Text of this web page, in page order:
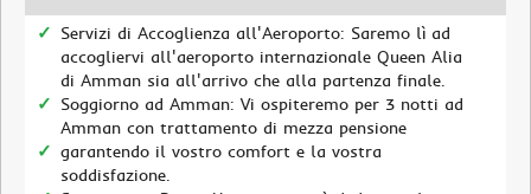
Servizi di Accoglienza all'Aeroporto: Saremo lì ad
accogliervi all'aeroporto internazionale Queen Alia
di Amman sia all'arrivo che alla partenza finale.
Soggiorno ad Amman: Vi ospiteremo per 3 notti ad
Amman con trattamento di mezza pensione
garantendo il vostro comfort e la vostra
soddisfazione.